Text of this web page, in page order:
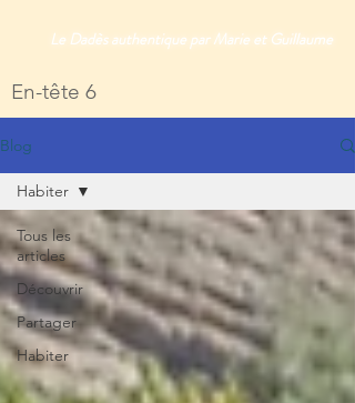
Le Dadès authentique par Marie et Guillaume
En-tête 6
Blog
Tous les
articles
Découvrir
Partager
Habiter
Habiter